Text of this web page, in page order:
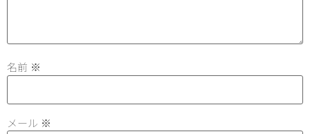
名前 ※
メール ※